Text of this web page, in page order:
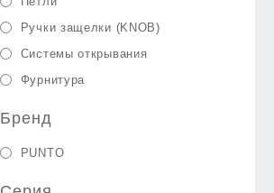
Ручки защелки (KNOB)
Системы открывания
Фурнитура
Бренд
PUNTO